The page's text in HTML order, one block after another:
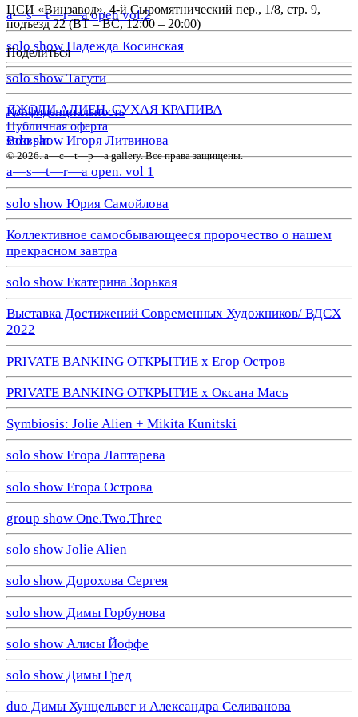
a—s—t—r—a open vol.2
solo show Надежда Косинская
solo show Тагути
ДЖОЛИ АЛИЕН. СУХАЯ КРАПИВА
solo show Игоря Литвинова
a—s—t—r—a open. vol 1
solo show Юрия Самойлова
Коллективное самосбывающееся пророчество о нашем
прекрасном завтра
solo show Екатерина Зорькая
Выставка Достижений Современных Художников/ ВДСХ
2022
PRIVATE BANKING ОТКРЫТИЕ х Егор Остров
PRIVATE BANKING ОТКРЫТИЕ х Оксана Мась
Symbiosis: Jolie Alien + Mikita Kunitski
solo show Егора Лаптарева
solo show Егора Острова
group show One.Two.Three
solo show Jolie Alien
solo show Дорохова Сергея
solo show Димы Горбунова
solo show Алисы Йоффе
solo show Димы Гред
duo Димы Хунцельвег и Александра Селиванова
ЦСИ «Винзавод», 4-й Сыромятнический пер., 1/8, стр. 9,
подъезд 22 (ВТ – ВС, 12:00 – 20:00)
Поделиться
Конфиденциальность
Публичная оферта
Возврат
© 2026. a—с—t—р—a gallery. Все права защищены.